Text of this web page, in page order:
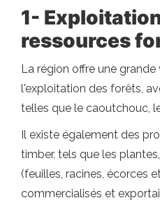
1-
ressources
La région offre une
l'exploitation des forêts,
telles que le caoutchouc,
Il existe également des
timber, tels que les
(feuilles, racines, écorces
commercialisés et